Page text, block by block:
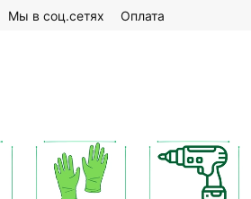
Мы в соц.сетях Оплата